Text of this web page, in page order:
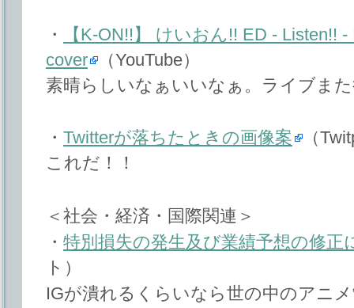
・
【K-ON!!】 けいおん!! ED - Listen!!
cover
（YouTube）
素晴らしいなぁいいなぁ。ライブま
・ Twitterが落ちたときの画像案
（
これだ！！
＜社会・経済・国際関連＞
・ 特別損失の発生及び業績予想の修正
ト）
IGが潰れるくらいなら世の中のアニ